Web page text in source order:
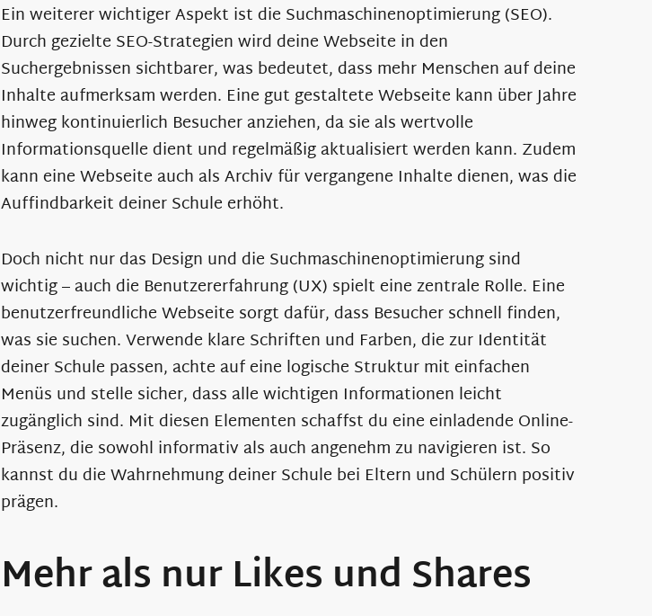
Ein weiterer wichtiger Aspekt ist die Suchmaschinenoptimierung (SEO).
Durch gezielte SEO-Strategien wird deine Webseite in den
Suchergebnissen sichtbarer, was bedeutet, dass mehr Menschen auf deine
Inhalte aufmerksam werden. Eine gut gestaltete Webseite kann über Jahre
hinweg kontinuierlich Besucher anziehen, da sie als wertvolle
Informationsquelle dient und regelmäßig aktualisiert werden kann. Zudem
kann eine Webseite auch als Archiv für vergangene Inhalte dienen, was die
Auffindbarkeit deiner Schule erhöht.
Doch nicht nur das Design und die Suchmaschinenoptimierung sind
wichtig – auch die Benutzererfahrung (UX) spielt eine zentrale Rolle. Eine
benutzerfreundliche Webseite sorgt dafür, dass Besucher schnell finden,
was sie suchen. Verwende klare Schriften und Farben, die zur Identität
deiner Schule passen, achte auf eine logische Struktur mit einfachen
Menüs und stelle sicher, dass alle wichtigen Informationen leicht
zugänglich sind. Mit diesen Elementen schaffst du eine einladende Online-
Präsenz, die sowohl informativ als auch angenehm zu navigieren ist. So
kannst du die Wahrnehmung deiner Schule bei Eltern und Schülern positiv
prägen.
Mehr als nur Likes und Shares